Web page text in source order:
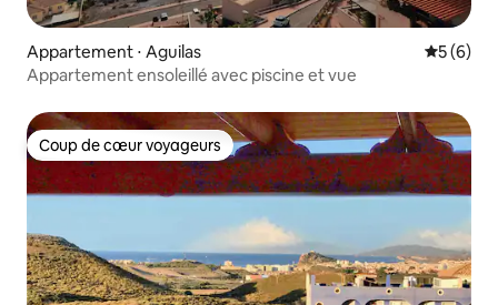
Appartement ⋅ Aguilas
5 (6)
Appartement ensoleillé avec piscine et vue
Coup de cœur voyageurs
Coup de cœur voyageurs